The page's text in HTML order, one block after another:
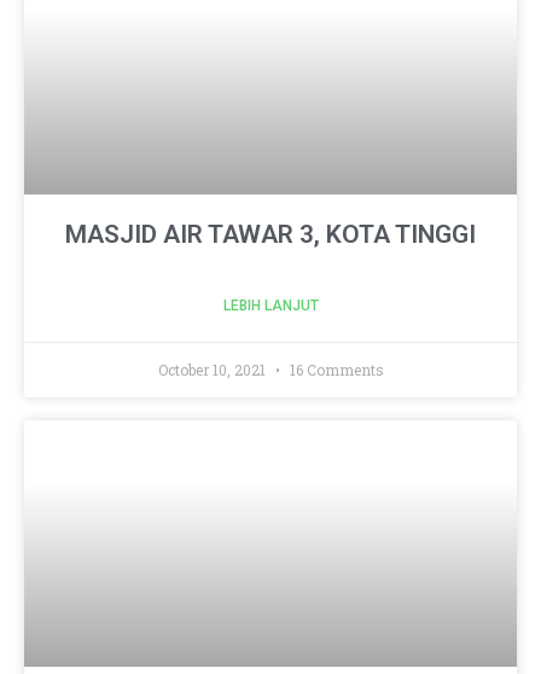
MASJID AIR TAWAR 3, KOTA TINGGI
LEBIH LANJUT
October 10, 2021 16 Comments